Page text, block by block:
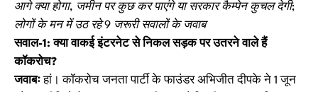
आगे क्या होगा, जमीन पर कुछ कर पाएंगे या सरकार कैम्पेन कुचल देगी;
लोगों के मन में उठ रहे 9 जरूरी सवालों के जवाब
सवाल-1: क्या वाकई इंटरनेट से निकल सड़क पर उतरने वाले हैं
कॉकरोच?
जवाबःहां। कॉकरोच जनता पार्टी के फाउंडर अभिजीत दीपके ने 1 जून